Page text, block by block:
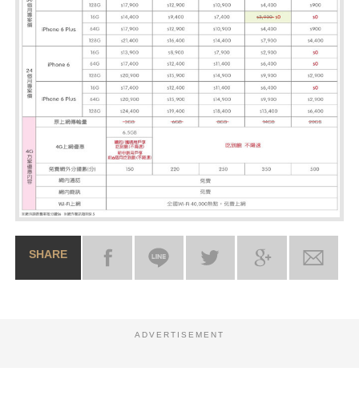
SHARE
ADVERTISEMENT